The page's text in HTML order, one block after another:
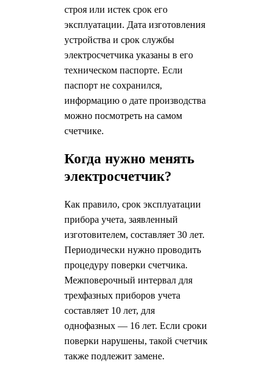
строя или истек срок его
эксплуатации. Дата изготовления
устройства и срок службы
электросчетчика указаны в его
техническом паспорте. Если
паспорт не сохранился,
информацию о дате производства
можно посмотреть на самом
счетчике.
Когда нужно менять
электросчетчик?
Как правило, срок эксплуатации
прибора учета, заявленный
изготовителем, составляет 30 лет.
Периодически нужно проводить
процедуру поверки счетчика.
Межповерочный интервал для
трехфазных приборов учета
составляет 10 лет, для
однофазных — 16 лет. Если сроки
поверки нарушены, такой счетчик
также подлежит замене.